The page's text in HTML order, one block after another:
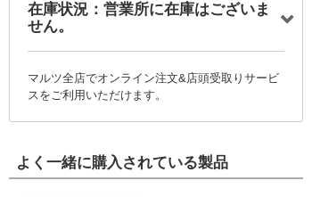
在庫状況：営業所に在庫はございま
せん。
マルツ全店でオンライン注文&店頭受取りサービ
スをご利用いただけます。
よく一緒に購入されている製品